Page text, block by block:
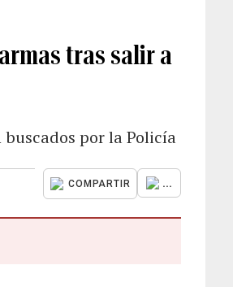
tras salir a
por la Policía
COMPARTIR ...